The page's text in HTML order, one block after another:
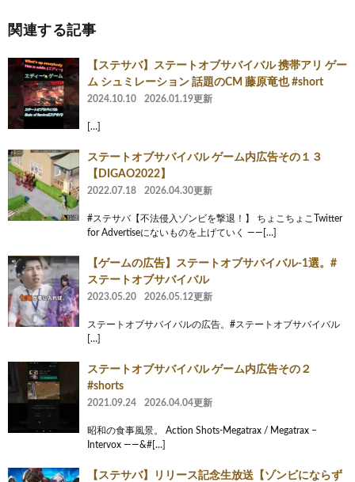
関連する記事
【ステサバ】ステートオブサバイバル 携帯アリ ゲー
ム シュミレーション 話題のCM 藤原竜也 #short
2024.10.10 2026.01.19更新
[…]
ステートオブサバイバル ゲーム内広告その１３
【DIGAO2022】
2022.07.18 2026.04.30更新
#ステサバ【不法侵入ゾンビを撃退！】 ちょこちょこTwitter
for Advertiseにないものを上げていく ——[…]
【ゲームの広告】ステートオブサバイバル-1選。#
ステートオブサバイバル
2023.05.20 2026.05.12更新
ステートオブサバイバルの広告。#ステートオブサバイバル
[…]
ステートオブサバイバル ゲーム内広告その２
#shorts
2021.09.24 2026.04.04更新
昭和の食事風景。 Action Shots-Megatrax / Megatrax –
Intervox ——&#[…]
【ステサバ】リリース記念生放送【ゾンビにならず